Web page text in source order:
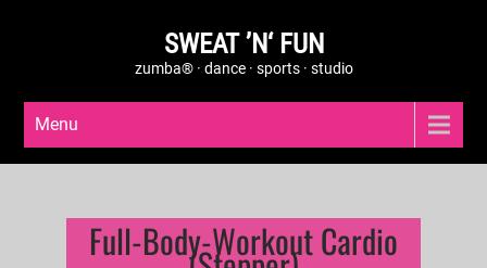
SWEAT ’N‘ FUN
zumba® · dance · sports · studio
Menu
Full-Body-Workout Cardio